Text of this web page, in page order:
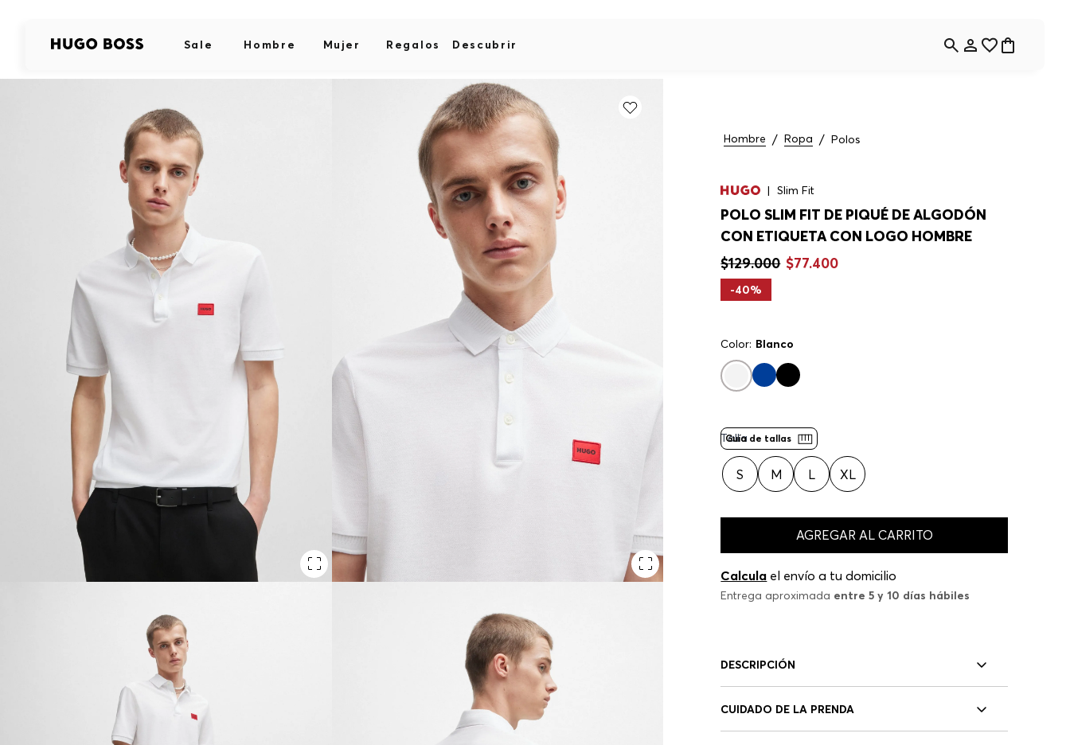
Sale Hombre Mujer Regalos Descubrir
Hombre Ropa Polos
Slim Fit
POLO SLIM FIT DE PIQUÉ DE ALGODÓN
CON ETIQUETA CON LOGO HOMBRE
$129.000 $77.400
-40%
Color: Blanco
Guía de tallas
Talla
S M L XL
AGREGAR AL CARRITO
Calcula el envío a tu domicilio
Entrega aproximada entre 5 y 10 días hábiles
DESCRIPCIÓN
CUIDADO DE LA PRENDA